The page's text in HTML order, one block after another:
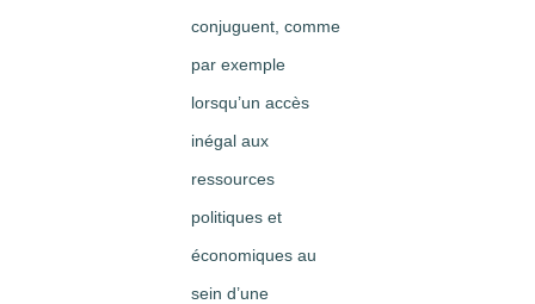
conjuguent, comme
par exemple
lorsqu’un accès
inégal aux
ressources
politiques et
économiques au
sein d’une